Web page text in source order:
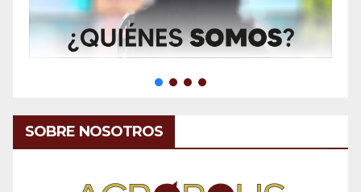
SOBRE NOSOTROS